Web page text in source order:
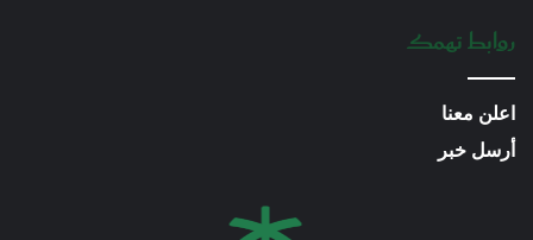
روابط تهمك
اعلن معنا
أرسل خبر